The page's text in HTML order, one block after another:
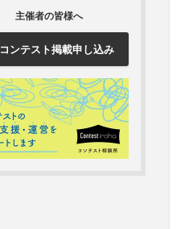
主催者の皆様へ
コンテスト掲載申し込み